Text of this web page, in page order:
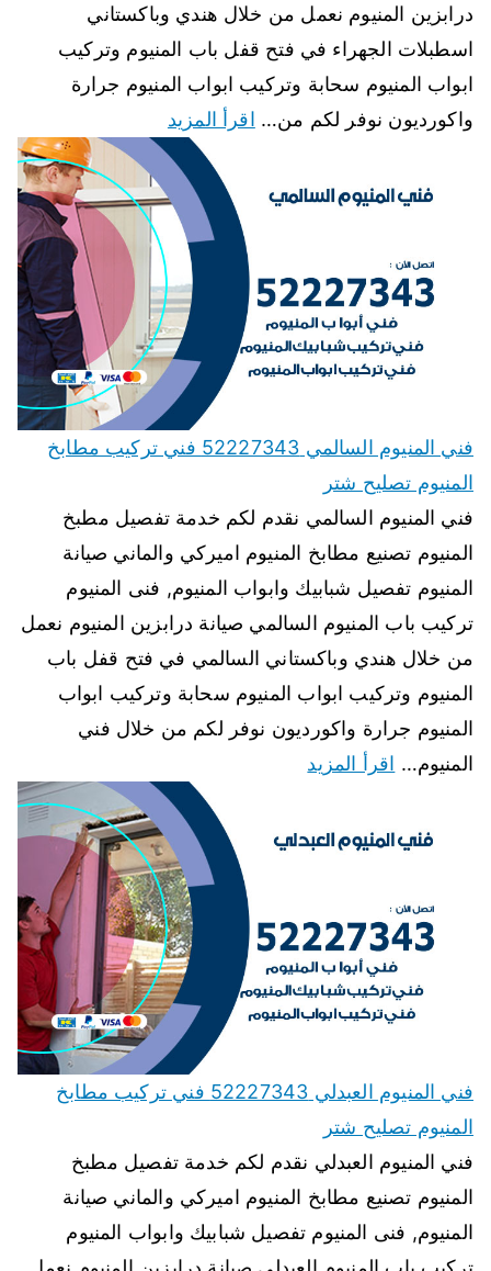
درابزين المنيوم نعمل من خلال هندي وباكستاني
اسطبلات الجهراء في فتح قفل باب المنيوم وتركيب
ابواب المنيوم سحابة وتركيب ابواب المنيوم جرارة
واكورديون نوفر لكم من… اقرأ المزيد
فني المنيوم السالمي 52227343 فني تركيب مطابخ
المنيوم تصليح شتر
فني المنيوم السالمي نقدم لكم خدمة تفصيل مطبخ
المنيوم تصنيع مطابخ المنيوم اميركي والماني صيانة
المنيوم تفصيل شبابيك وابواب المنيوم, فنى المنيوم
تركيب باب المنيوم السالمي صيانة درابزين المنيوم نعمل
من خلال هندي وباكستاني السالمي في فتح قفل باب
المنيوم وتركيب ابواب المنيوم سحابة وتركيب ابواب
المنيوم جرارة واكورديون نوفر لكم من خلال فني
المنيوم… اقرأ المزيد
فني المنيوم العبدلي 52227343 فني تركيب مطابخ
المنيوم تصليح شتر
فني المنيوم العبدلي نقدم لكم خدمة تفصيل مطبخ
المنيوم تصنيع مطابخ المنيوم اميركي والماني صيانة
المنيوم, فنى المنيوم تفصيل شبابيك وابواب المنيوم